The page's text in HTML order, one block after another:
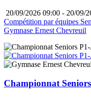
20/09/2026 09:00 - 20/09/
Compétition par équipes
Gymnase Ernest Chevreuil
Championnat